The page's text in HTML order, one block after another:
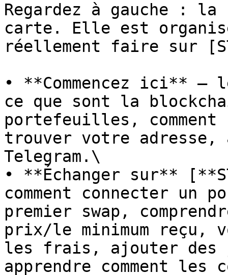
Regardez à gauche :
carte. Elle est
réellement faire sur
• **Commencez ici** —
ce que sont la
portefeuilles,
trouver votre adresse,
Telegram.\
• **Échanger sur**
comment connecter
premier swap,
prix/le minimum reçu,
les frais, ajouter des
apprendre comment les